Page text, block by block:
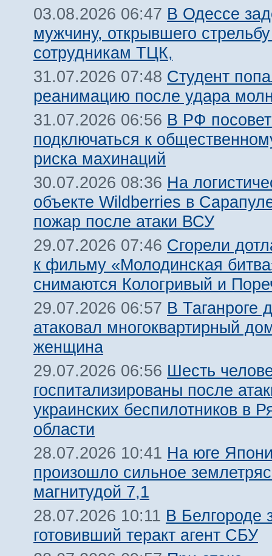
03.08.2026 06:47 В Одессе
мужчину, открывшего
сотрудникам ТЦК,
31.07.2026 07:48 Студент
реанимацию после удара
31.07.2026 06:56 В РФ
подключаться к
риска махинаций
30.07.2026 08:36 На
объекте Wildberries в
пожар после атаки ВСУ
29.07.2026 07:46 Сгорели
к фильму «Молодинская
снимаются Кологривый и
29.07.2026 06:57 В Таганроге
атаковал многоквартирный
женщина
29.07.2026 06:56 Шесть
госпитализированы после
украинских беспилотников в
области
28.07.2026 10:41 На юге
произошло сильное
магнитудой 7,1
28.07.2026 10:11 В Белгороде
готовивший теракт агент СБУ